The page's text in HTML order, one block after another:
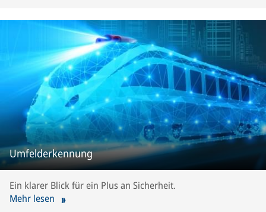
Umfelderkennung
Ein klarer Blick für ein Plus an Sicherheit.
Mehr lesen